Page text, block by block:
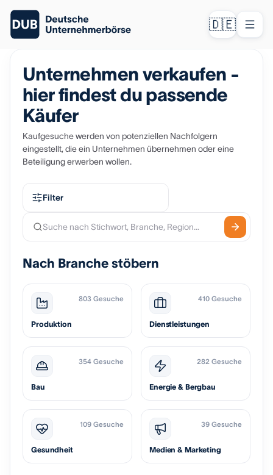
🇩🇪
Unternehmen verkaufen -
hier findest du passende
Käufer
Kaufgesuche werden von potenziellen Nachfolgern
eingestellt, die ein Unternehmen übernehmen oder eine
Beteiligung erwerben wollen.
Filter
Nach Branche stöbern
803 Gesuche
Produktion
410 Gesuche
Dienstleistungen
354 Gesuche
Bau
282 Gesuche
Energie & Bergbau
109 Gesuche
Gesundheit
39 Gesuche
Medien & Marketing